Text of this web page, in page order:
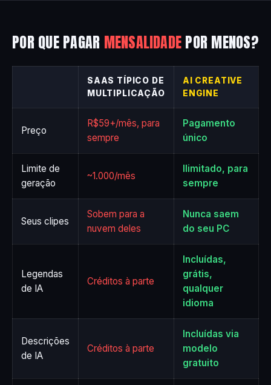
POR QUE PAGAR MENSALIDADEPOR MENOS?
SAAS TÍPICO DE
MULTIPLICAÇÃO
AI CREATIVE
ENGINE
Preço
R$59+/mês, para
sempre
Pagamento
único
Limite de
geração
~1.000/mês
Ilimitado, para
sempre
Seus clipes
Sobem para a
nuvem deles
Nunca saem
do seu PC
Legendas
de IA
Créditos à parte
Incluídas,
grátis,
qualquer
idioma
Descrições
de IA
Créditos à parte
Incluídas via
modelo
gratuito